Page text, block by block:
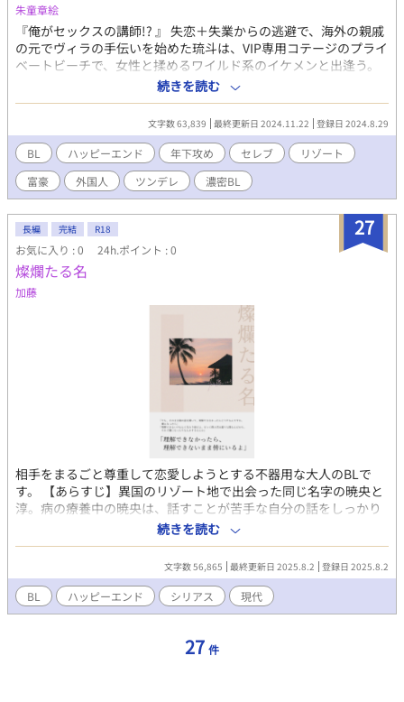
朱童章絵
『俺がセックスの講師!? 』 失恋＋失業からの逃避で、海外の親戚
の元でヴィラの手伝いを始めた琉斗は、VIP専用コテージのプライ
ベートビーチで、女性と揉めるワイルド系のイケメンと出逢う。
男は世界的大企業のCEO、ヴィルフリート・ハンコック。彼の部
屋の専属バトラーが欠けたことで、望まぬ再会を果たしたふたり
は、女性の扱いに関する意見の相違からの売り言葉に買い言葉
で、なぜか肉体関係を持つことに。しかし、顔も身体も完璧な俺
様CEOは、自信の割にテクニックはイマイチ。思わぬ形で彼の弱
点を知った琉斗に、ヴィルフリートは悔しそうに提案する
――「君の方が経験豊富だということは認める。私に性技の指南
をしろ」と。 「性経験に乏しい、見た目はスパダリ・中身は純情
な俺様CEO」×「人懐っこくて、ちょっと奔放なリゾートバイト
青年」。住む世界のまったく違うふたりの、不埒な恋の行方は!?
（この作品は小説家になろう、fujossyにも掲載しています）
続きを読む
文字数 63,839 最終更新日 2024.11.22 登録日 2024.8.29
BL ハッピーエンド 年下攻め セレブ
リゾート
富豪
外国人 ツンデレ 濃密BL
27
長編 完結 R18
お気に入り : 0 24h.ポイント : 0
燦爛たる名
加藤
相手をまるごと尊重して恋愛しようとする不器用な大人のBLで
す。 【あらすじ】異国のリゾート地で出会った同じ名字の暁央と
淳。病の療養中の暁央は、話すことが苦手な自分の話をしっかり
聞き誠実に話してくれる年上らしい淳に安心感を覚え、徐々に惹
かれていく。二人は順調に近付いていくが、淳には暁央に話して
続きを読む
文字数 56,865 最終更新日 2025.8.2 登録日 2025.8.2
BL ハッピーエンド シリアス 現代
27 件